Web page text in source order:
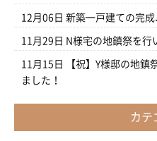
12月06日 新築一戸建ての完成
11月29日 N様宅の地鎮祭を行
11月15日
【祝】Y様邸の地鎮
ました！
カテ